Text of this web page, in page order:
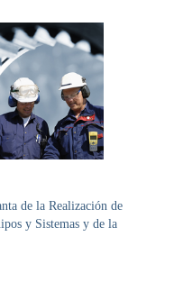
de la Realización de
y Sistemas y de la